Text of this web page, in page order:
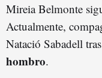
Mireia Belmonte
Actualmente,
Natació Sabadell
hombro.